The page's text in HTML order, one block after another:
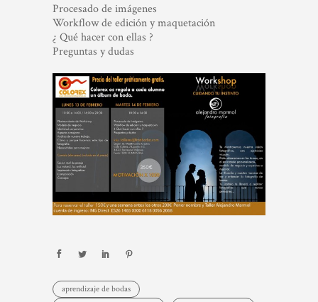
Procesado de imágenes
Workflow de edición y maquetación
¿ Qué hacer con ellas ?
Preguntas y dudas
aprendizaje de bodas